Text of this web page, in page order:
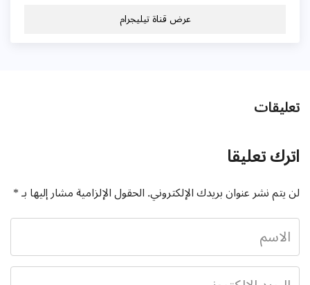
عرض قناة تيليجرام
تعليقات
اترك تعليقا
لن يتم نشر عنوان بريدك الإلكتروني.الحقول الإلزامية مشار إليها بـ*